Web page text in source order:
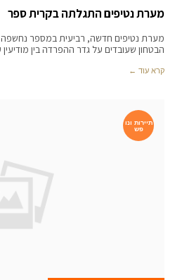
מערת נטיפים התגלתה בקרית ספר
מערת נטיפים חדשה, רביעית במספר נחשפה
הבטחון שעובדים על גדר ההפרדה בין מודיעין
קרא עוד ←
תיירות ונו
פש